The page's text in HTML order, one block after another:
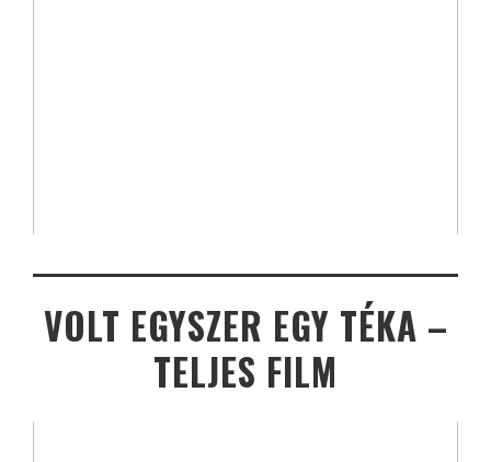
VOLT EGYSZER EGY TÉKA –
TELJES FILM